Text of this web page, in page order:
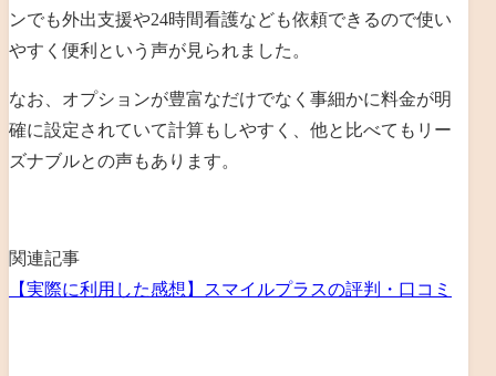
ンでも外出支援や24時間看護なども依頼できるので使い
やすく便利という声が見られました。
なお、 オプションが豊富なだけでなく事細かに料金が明
確に設定されていて計算もしやすく、他と比べてもリー
ズナブルとの声もあります。
関連記事
【実際に利用した感想】スマイルプラスの評判・口コミ